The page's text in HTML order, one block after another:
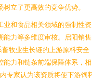
立了更高效的竞争优势。
业和食品相关领域的强制性
能力等多维度审核。启阳销
牧业生长链的上游原料安全
能力和链条前端保障体系，
专家认为该资质将使下游饲